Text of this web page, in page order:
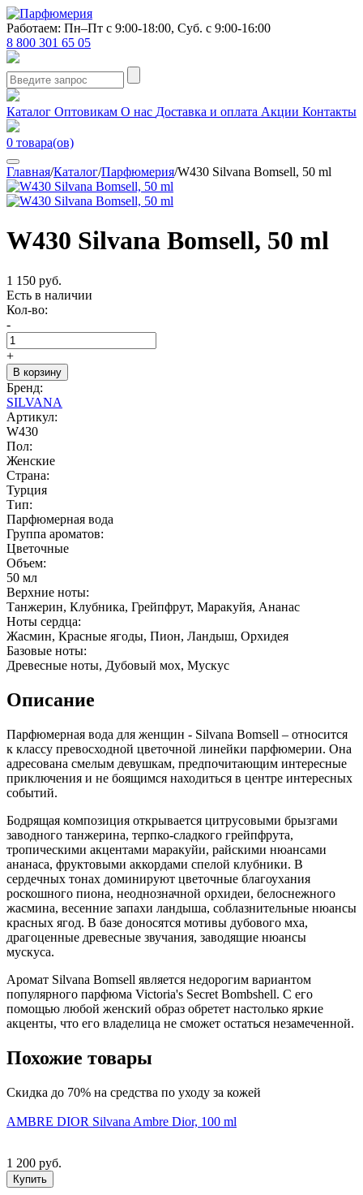
Работаем: Пн–Пт с 9:00-18:00, Суб. с 9:00-16:00
8 800 301 65 05
Каталог Оптовикам О нас Доставка и оплата Акции Контакты
0 товара(ов)
Главная/Каталог/Парфюмерия/W430 Silvana Bomsell, 50 ml
W430 Silvana Bomsell, 50 ml
1 150 руб.
Есть в наличии
Кол-во:
-
+
В корзину
Бренд:
SILVANA
Артикул:
W430
Пол:
Женские
Страна:
Турция
Тип:
Парфюмерная вода
Группа ароматов:
Цветочные
Объем:
50 мл
Верхние ноты:
Танжерин, Клубника, Грейпфрут, Маракуйя, Ананас
Ноты сердца:
Жасмин, Красные ягоды, Пион, Ландыш, Орхидея
Базовые ноты:
Древесные ноты, Дубовый мох, Мускус
Описание
Парфюмерная вода для женщин - Silvana Bomsell – относится
к классу превосходной цветочной линейки парфюмерии. Она
адресована смелым девушкам, предпочитающим интересные
приключения и не боящимся находиться в центре интересных
событий.
Бодрящая композиция открывается цитрусовыми брызгами
заводного танжерина, терпко-сладкого грейпфрута,
тропическими акцентами маракуйи, райскими нюансами
ананаса, фруктовыми аккордами спелой клубники. В
сердечных тонах доминируют цветочные благоухания
роскошного пиона, неоднозначной орхидеи, белоснежного
жасмина, весенние запахи ландыша, соблазнительные нюансы
красных ягод. В базе доносятся мотивы дубового мха,
драгоценные древесные звучания, заводящие нюансы
мускуса.
Аромат Silvana Bomsell является недорогим вариантом
популярного парфюма Victoria's Secret Bombshell. С его
помощью любой женский образ обретет настолько яркие
акценты, что его владелица не сможет остаться незамеченной.
Похожие товары
Скидка до 70% на средства по уходу за кожей
AMBRE DIOR Silvana Ambre Dior, 100 ml
1 200 руб.
Купить